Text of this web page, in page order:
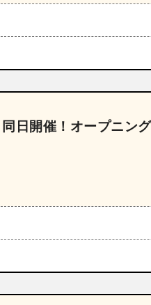
日開催！オープニン